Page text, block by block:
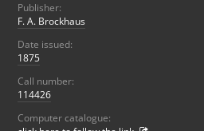
Publisher:
F. A. Brockhaus
Date issued:
1875
Call number:
114426
Computer catalogue: